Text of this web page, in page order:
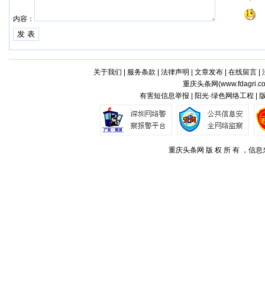
内容：
关于我们 服务条款 法律声明 文章发布| 在线留言|
重庆头条网(
有害短信息举报 | 阳光·绿色网络工程 |
重庆头条网 版 权 所 有 ，信